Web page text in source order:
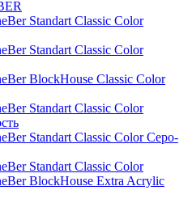
Standart Classic Color
Standart Classic Color
BlockHouse Classic Color
Standart Classic Color
Standart Classic Color Серо-
Standart Classic Color
BlockHouse Extra Acrylic